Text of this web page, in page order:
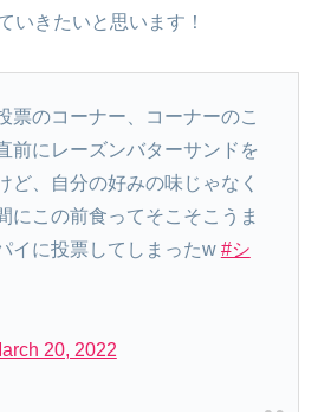
いきたいと思います！
票のコーナー、コーナーのこ
前にレーズンバターサンドを
ど、自分の好みの味じゃなく
にこの前食ってそこそこうま
イに投票してしまったw #シ
20, 2022